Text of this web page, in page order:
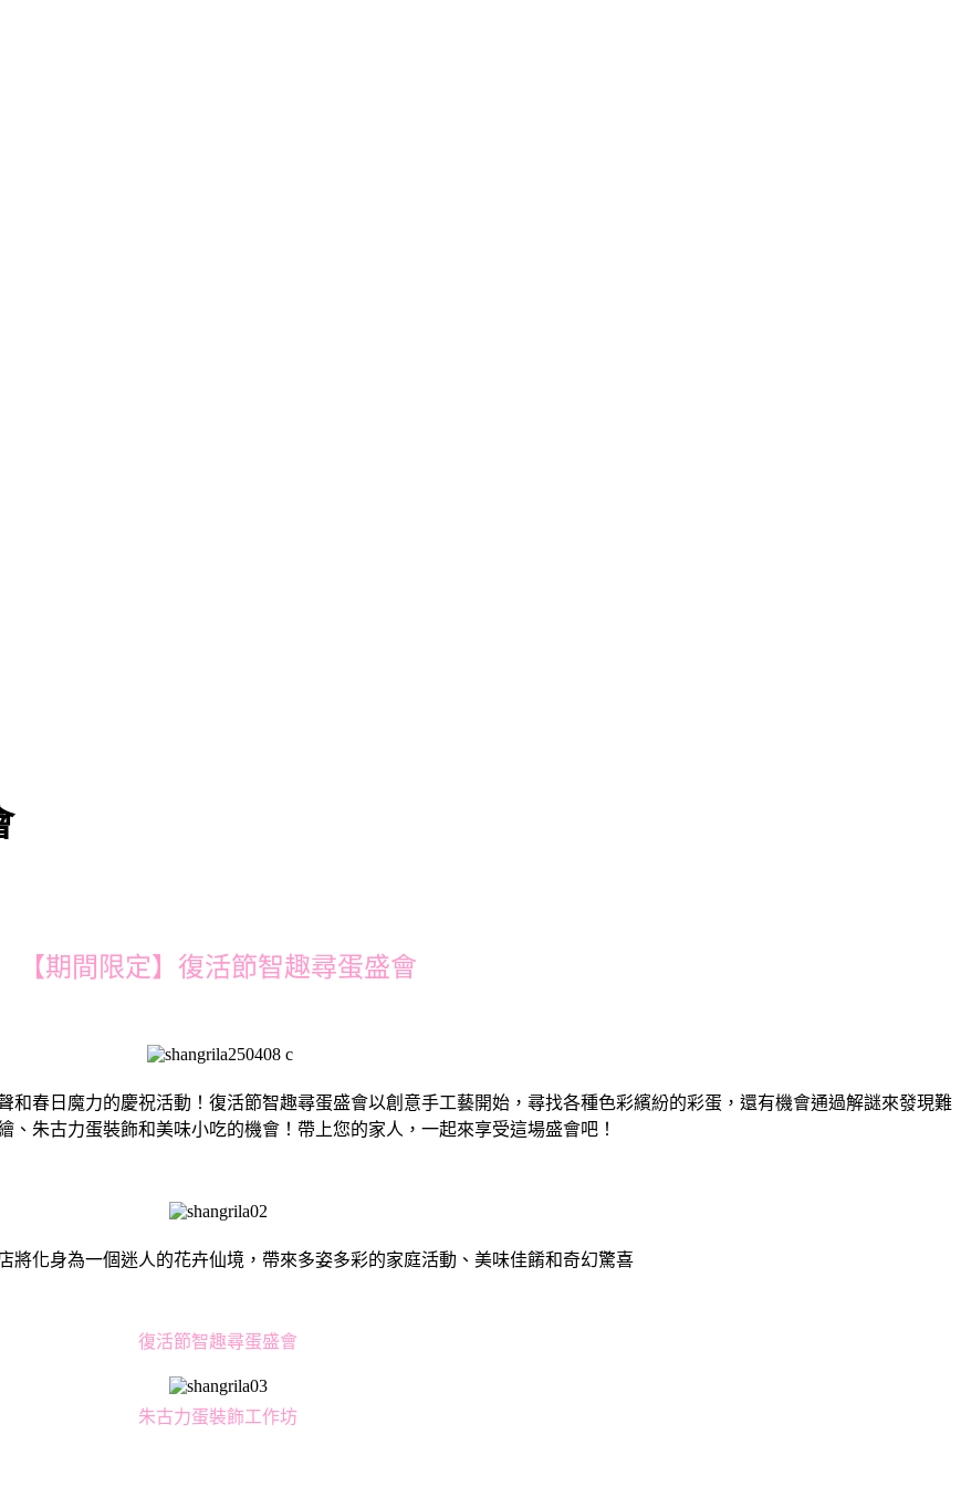
【期間限定】復活節智趣尋蛋盛會
春日魔力的慶祝活動！復活節智趣尋蛋盛會以創意手工藝開始，尋找各種色彩繽紛的彩蛋，還有機會通過解謎來發現難
、朱古力蛋裝飾和美味小吃的機會！帶上您的家人，一起來享受這場盛會吧！
將化身為一個迷人的花卉仙境，帶來多姿多彩的家庭活動、美味佳餚和奇幻驚喜
復活節智趣尋蛋盛會
朱古力蛋裝飾工作坊